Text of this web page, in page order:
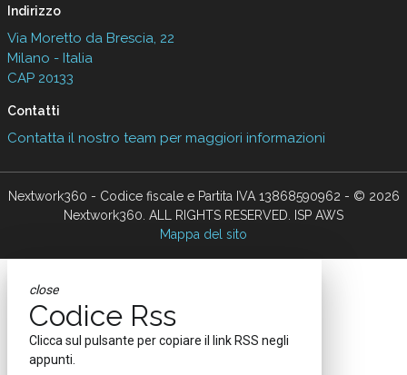
Indirizzo
Via Moretto da Brescia, 22
Milano - Italia
CAP 20133
Contatti
Contatta il nostro team per maggiori informazioni
Nextwork360 - Codice fiscale e Partita IVA 13868590962 - © 2026
Nextwork360. ALL RIGHTS RESERVED. ISP AWS
Mappa del sito
close
Codice Rss
Clicca sul pulsante per copiare il link RSS negli
appunti.